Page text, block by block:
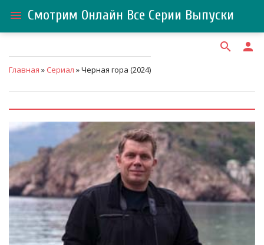
menu Смотрим Онлайн Все Серии Выпуски
search person
Главная » Сериал » Черная гора (2024)